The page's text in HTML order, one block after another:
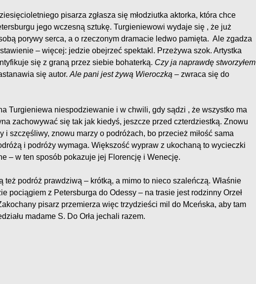
pisarza zgłasza się młodziutka aktorka, która chce
jego wczesną sztukę. Turgieniewowi wydaje się , że już
porywy serca, a o rzeczonym dramacie ledwo pamięta. Ale zgadza
– więcej: jedzie obejrzeć spektakl. Przeżywa szok. Artystka
się z graną przez siebie bohaterką. Czy ja naprawdę stworzyłem
się autor.Ale pani jest żywą Wieroczką – zwraca się do
Turgieniewa niespodziewanie i w chwili, gdy sądzi , że wszystko ma
zachowywać się tak jak kiedyś, jeszcze przed czterdziestką. Znowu
i szczęśliwy, znowu marzy o podróżach, bo przecież miłość sama
i podróży wymaga. Większość wypraw z ukochaną to wycieczki
– w ten sposób pokazuje jej Florencję i Wenecję.
też podróż prawdziwą – krótką, a mimo to nieco szaleńczą. Właśnie
pociągiem z Petersburga do Odessy – na trasie jest rodzinny Orzeł
pisarz przemierza więc trzydzieści mil do Mceńska, aby tam
madame S. Do Orła jechali razem.